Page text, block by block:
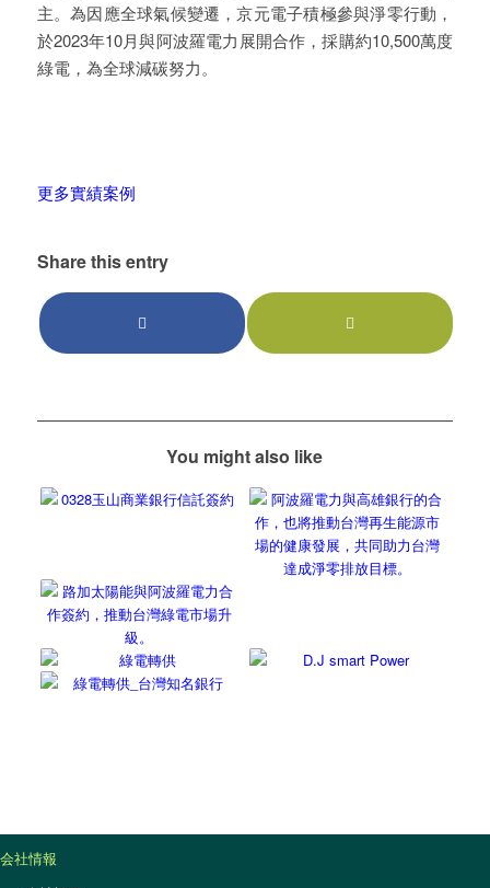
主。為因應全球氣候變遷，京元電子積極參與淨零行動，
於2023年10月與阿波羅電力展開合作，採購約10,500萬度
綠電，為全球減碳努力。
更多實績案例
Share this entry
You might also like
会社情報